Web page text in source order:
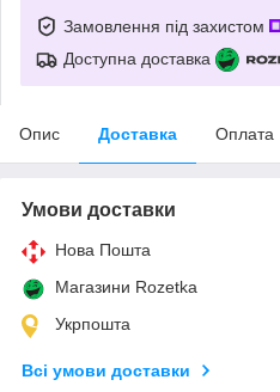
Замовлення під захистом
Доступна доставка
Опис Доставка Оплата
Умови доставки
Нова Пошта
Магазини Rozetka
Укрпошта
Всі умови доставки